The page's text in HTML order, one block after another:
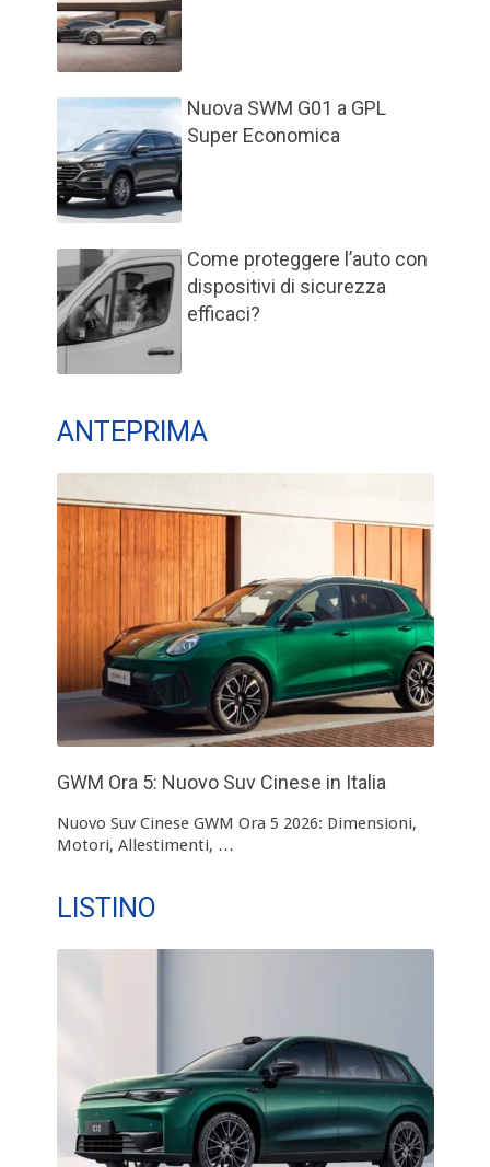
Nuova SWM G01 a GPL
Super Economica
Come proteggere l’auto con
dispositivi di sicurezza
efficaci?
ANTEPRIMA
GWM Ora 5: Nuovo Suv Cinese in Italia
Nuovo Suv Cinese GWM Ora 5 2026: Dimensioni,
Motori, Allestimenti, …
LISTINO